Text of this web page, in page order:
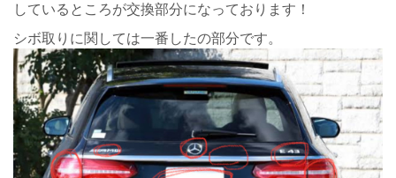
しているところが交換部分になっております！
シボ取りに関しては一番したの部分です。